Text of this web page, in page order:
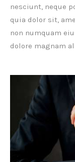
nesciunt, neque
quia dolor sit,
non numquam
dolore magnam